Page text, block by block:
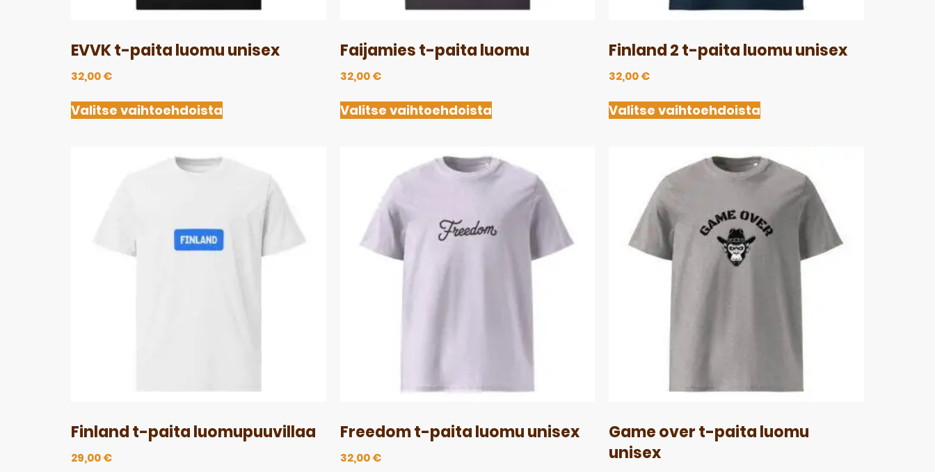
EVVK t-paita luomu unisex
32,00€
Valitse vaihtoehdoista
Faijamies t-paita luomu
32,00€
Valitse vaihtoehdoista
Finland 2 t-paita luomu unisex
32,00€
Valitse vaihtoehdoista
Finland t-paita luomupuuvillaa
29,00€
Freedom t-paita luomu unisex
32,00€
Game over t-paita luomu
unisex